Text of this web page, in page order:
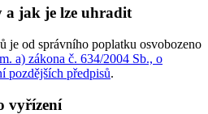
a jak je lze uhradit
je od správního poplatku osvobozeno
a) zákona č. 634/2004 Sb., o
pozdějších předpisů.
vyřízení